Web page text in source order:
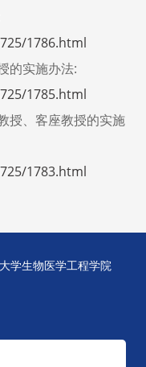
1786.html
的实施办法:
1785.html
授、客座教授的实施
1783.html
学生物医学工程学院